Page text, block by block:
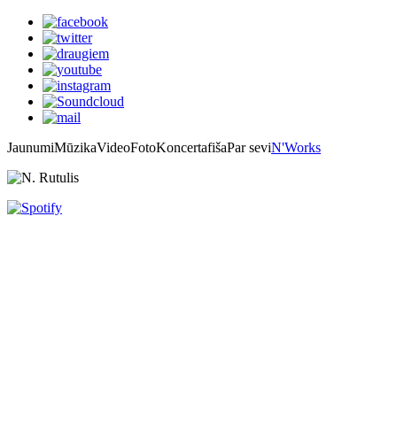
JaunumiMūzikaVideoFotoKoncertafišaPar seviN'Works